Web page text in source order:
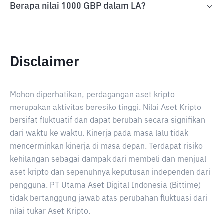
Berapa nilai 1000 GBP dalam LA?
Disclaimer
Mohon diperhatikan, perdagangan aset kripto
merupakan aktivitas beresiko tinggi. Nilai Aset Kripto
bersifat fluktuatif dan dapat berubah secara signifikan
dari waktu ke waktu. Kinerja pada masa lalu tidak
mencerminkan kinerja di masa depan. Terdapat risiko
kehilangan sebagai dampak dari membeli dan menjual
aset kripto dan sepenuhnya keputusan independen dari
pengguna. PT Utama Aset Digital Indonesia (Bittime)
tidak bertanggung jawab atas perubahan fluktuasi dari
nilai tukar Aset Kripto.